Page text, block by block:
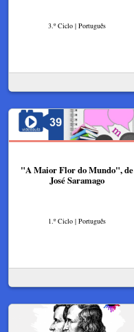
3.º Ciclo | Português
"A Maior Flor do Mundo", de
José Saramago
1.º Ciclo | Português